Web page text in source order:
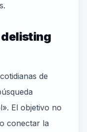
de
El objetivo no
conectar la